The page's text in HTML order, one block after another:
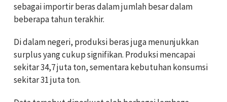
sebagai importir beras dalam jumlah besar dalam
beberapa tahun terakhir.
Di dalam negeri, produksi beras juga menunjukkan
surplus yang cukup signifikan. Produksi mencapai
sekitar 34,7 juta ton, sementara kebutuhan konsumsi
sekitar 31 juta ton.